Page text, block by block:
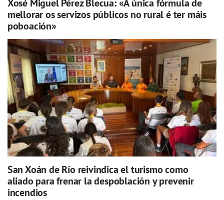
Xosé Miguel Pérez Blecua: «A única fórmula de
mellorar os servizos públicos no rural é ter máis
poboación»
San Xoán de Río reivindica el turismo como
aliado para frenar la despoblación y prevenir
incendios